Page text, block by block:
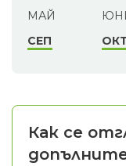
МАЙ
СЕП
Как се